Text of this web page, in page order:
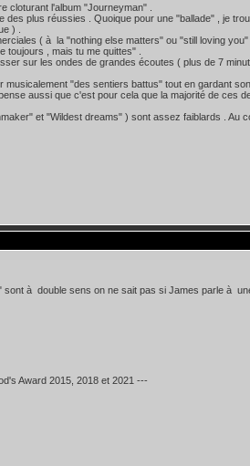
cloturant l'album "Journeyman" .
plus réussies . Quoique pour une "ballade" , je
) .
( à la "nothing else matters" ou "still loving
, mais tu me quittes" .
sur les ondes de grandes écoutes ( plus de 7
"des sentiers battus" tout en gardant
aussi que c'est pour cela que la majorité de ces
et "Wildest dreams" ) sont assez faiblards . Au
à double sens on ne sait pas si James parle à
Award 2015, 2018 et 2021 ---